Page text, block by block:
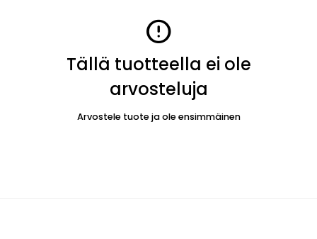
error
Tällä tuotteella ei ole
arvosteluja
Arvostele tuote ja ole ensimmäinen